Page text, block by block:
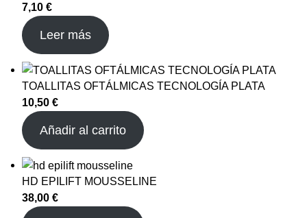
7,10 €
Leer más
TOALLITAS OFTÁLMICAS TECNOLOGÍA PLATA
10,50 €
Añadir al carrito
HD EPILIFT MOUSSELINE
38,00 €